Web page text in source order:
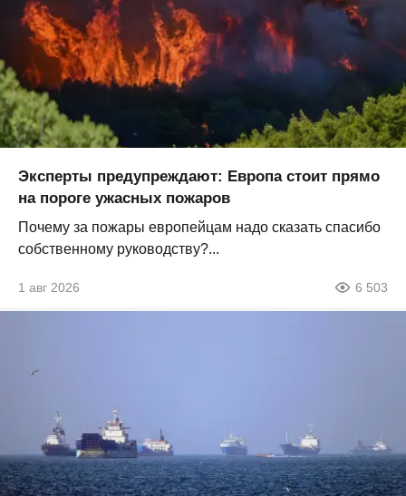
Эксперты предупреждают: Европа стоит прямо
на пороге ужасных пожаров
Почему за пожары европейцам надо сказать спасибо
собственному руководству?...
1 авг 2026 6 503